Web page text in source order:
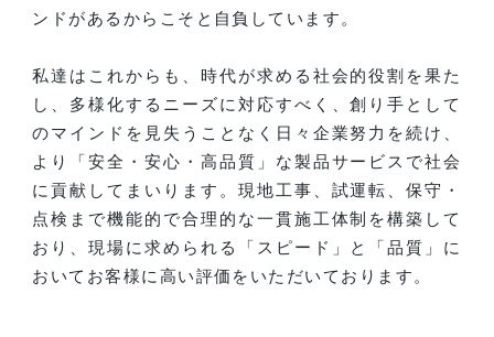
ンドがあるからこそと自負しています。
私達はこれからも、時代が求める社会的役割を果た
し、多様化するニーズに対応すべく、創り手として
のマインドを見失うことなく日々企業努力を続け、
より「安全・安心・高品質」な製品サービスで社会
に貢献してまいります。現地工事、試運転、保守・
点検まで機能的で合理的な一貫施工体制を構築して
おり、現場に求められる「スピード」と「品質」に
おいてお客様に高い評価をいただいております。